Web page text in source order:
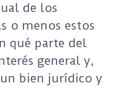
de los
o menos estos
qué parte del
general y,
bien jurídico y